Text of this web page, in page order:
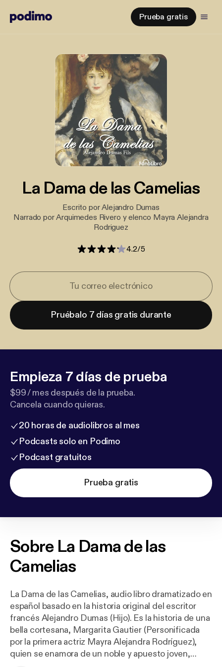
Prueba gratis
La Dama de las Camelias
Escrito por Alejandro Dumas
Narrado por Arquimedes Rivero y elenco Mayra Alejandra
Rodriguez
4.2/5
Pruébalo 7 días gratis durante
Empieza 7 días de prueba
$99 / mes después de la prueba.
Cancela cuando quieras.
20 horas de audiolibros al mes
Podcasts solo en Podimo
Podcast gratuitos
Prueba gratis
Sobre La Dama de las
Camelias
La Dama de las Camelias, audio libro dramatizado en
español basado en la historia original del escritor
francés Alejandro Dumas (Hijo). Es la historia de una
bella cortesana, Margarita Gautier (Personificada
por la primera actriz Mayra Alejandra Rodríguez),
quien se enamora de un noble y apuesto joven,